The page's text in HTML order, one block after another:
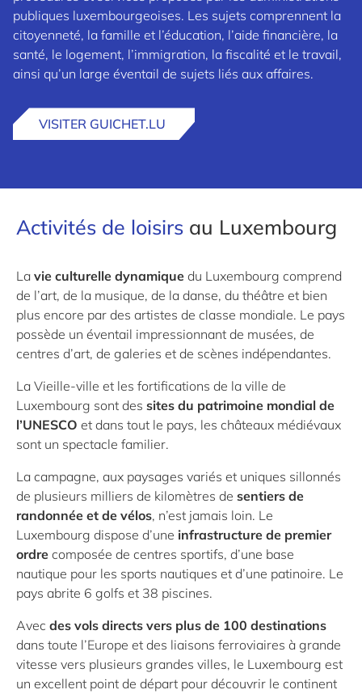
publiques luxembourgeoises. Les sujets comprennent la
citoyenneté, la famille et l’éducation, l’aide financière, la
santé, le logement, l’immigration, la fiscalité et le travail,
ainsi qu’un large éventail de sujets liés aux affaires.
VISITER GUICHET.LU
Activités de loisirs au Luxembourg
La vie culturelle dynamique du Luxembourg comprend
de l’art, de la musique, de la danse, du théâtre et bien
plus encore par des artistes de classe mondiale. Le pays
possède un éventail impressionnant de musées, de
centres d’art, de galeries et de scènes indépendantes.
La Vieille-ville et les fortifications de la ville de
Luxembourg sont des sites du patrimoine mondial de
l’UNESCO et dans tout le pays, les châteaux médiévaux
sont un spectacle familier.
La campagne, aux paysages variés et uniques sillonnés
de plusieurs milliers de kilomètres de sentiers de
randonnée et de vélos, n’est jamais loin. Le
Luxembourg dispose d’une infrastructure de premier
ordre composée de centres sportifs, d’une base
nautique pour les sports nautiques et d’une patinoire. Le
pays abrite 6 golfs et 38 piscines.
Avec des vols directs vers plus de 100 destinations
dans toute l’Europe et des liaisons ferroviaires à grande
vitesse vers plusieurs grandes villes, le Luxembourg est
un excellent point de départ pour découvrir le continent